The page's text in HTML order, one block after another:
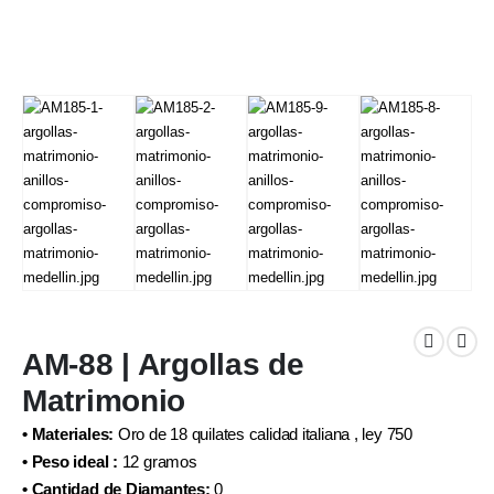
AM-88 | Argollas de
Matrimonio
• Materiales: Oro de 18 quilates calidad italiana , ley 750
• Peso ideal : 12 gramos
• Cantidad de Diamantes: 0